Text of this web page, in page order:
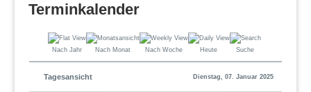
Terminkalender
Nach Jahr Nach Monat Nach Woche Heute Suche
Tagesansicht Dienstag, 07. Januar 2025